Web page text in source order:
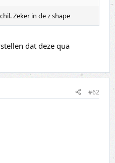
Zeker in de z shape
dat deze qua
#62